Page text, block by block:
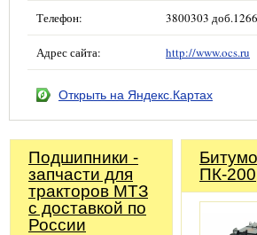
Телефон: 3800303 доб.1266
Адрес сайта: http://www.ocs.ru
Открыть на Яндекс.Картах
Подшипники -
запчасти для
тракторов МТЗ
с доставкой по
России
ПК-200